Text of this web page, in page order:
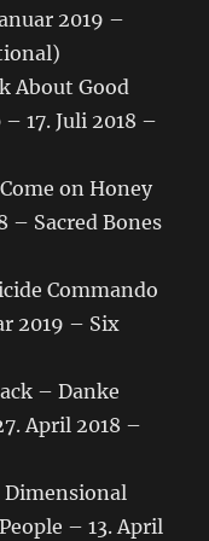
2019 –
About Good
17. Juli 2018 –
on Honey
– Sacred Bones
Commando
2019 – Six
– Danke
April 2018 –
Dimensional
– 13. April